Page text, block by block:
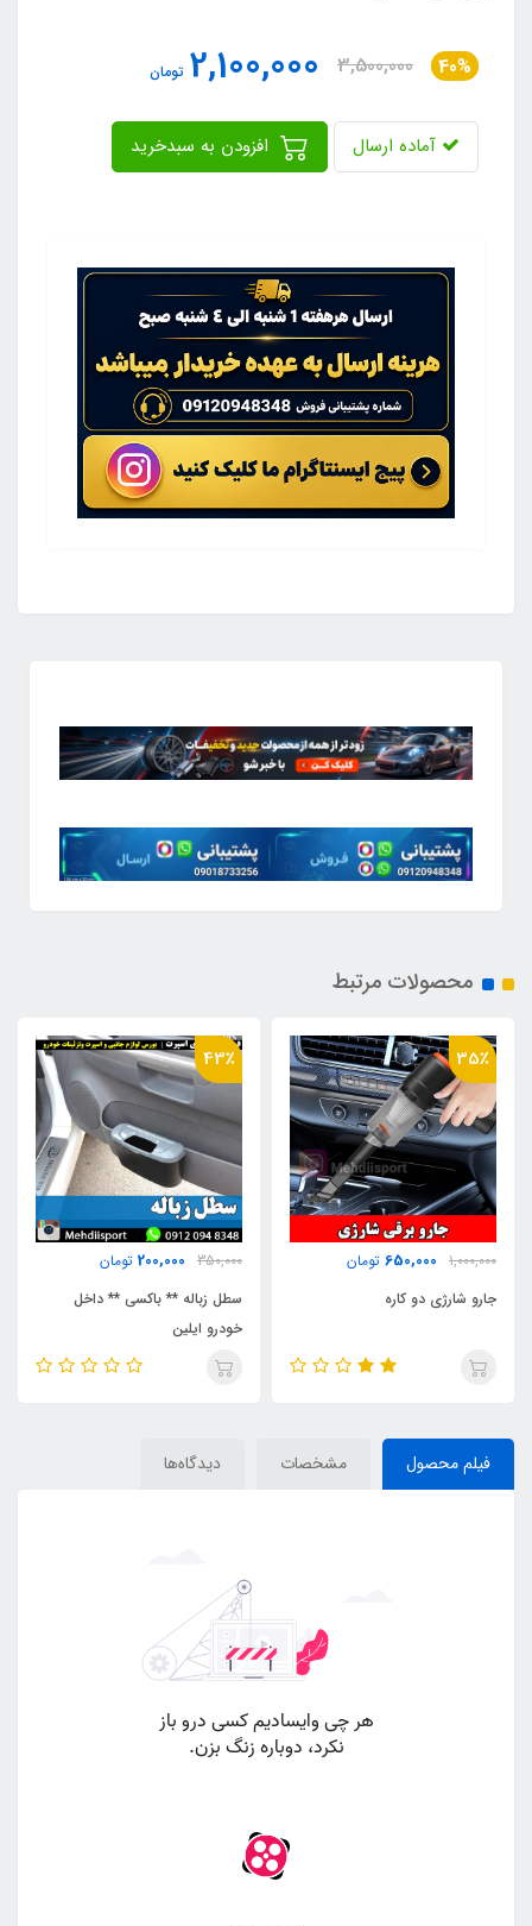
40%
3,500,000
2,100,000 تومان
آماده ارسال
محصولات مرتبط
35٪
1,000,000
650,000 تومان
جارو شارژی دو کاره
43٪
350,000
200,000 تومان
سطل زباله ** باکسی ** داخل
خودرو ایلین
فیلم محصول مشخصات دیدگاه‌ها